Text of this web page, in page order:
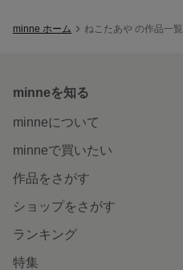
minne ホーム ねこたあや の作品一覧
minneを知る
minneについて
minneで買いたい
作品をさがす
ショップをさがす
ランキング
特集